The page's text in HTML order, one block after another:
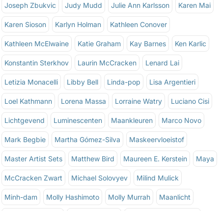
Joseph Zbukvic Judy Mudd Julie Ann Karlsson Karen Mai
Karen Sioson Karlyn Holman Kathleen Conover
Kathleen McElwaine Katie Graham Kay Barnes Ken Karlic
Konstantin Sterkhov Laurin McCracken Lenard Lai
Letizia Monacelli Libby Bell Linda-pop Lisa Argentieri
Loel Kathmann Lorena Massa Lorraine Watry Luciano Cisi
Lichtgevend Luminescenten Maankleuren Marco Novo
Mark Begbie Martha Gómez-Silva Maskeervloeistof
Master Artist Sets Matthew Bird Maureen E. Kerstein Maya
McCracken Zwart Michael Solovyev Milind Mulick
Minh-dam Molly Hashimoto Molly Murrah Maanlicht